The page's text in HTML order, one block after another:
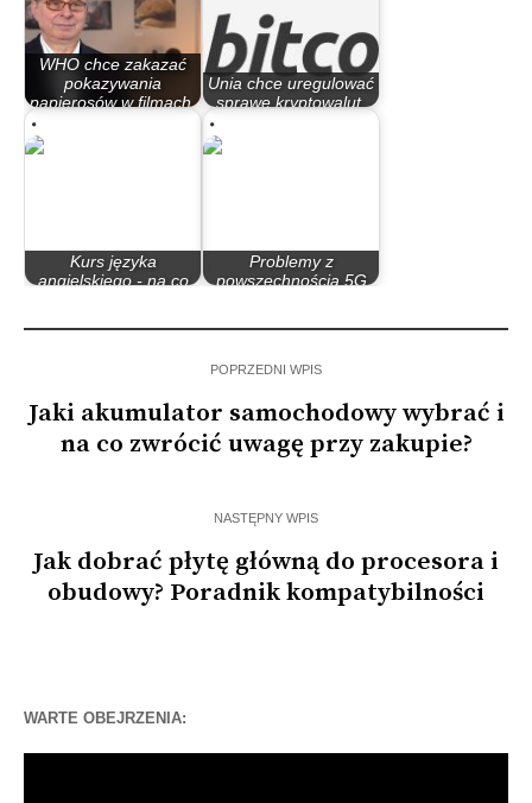
WHO chce zakazać
pokazywania
papierosów w filmach,
Unia chce uregulować
sprawę kryptowalut,
Kurs języka
angielskiego - na co
Problemy z
powszechnością 5G
POPRZEDNI WPIS
Jaki akumulator samochodowy wybrać i
na co zwrócić uwagę przy zakupie?
NASTĘPNY WPIS
Jak dobrać płytę główną do procesora i
obudowy? Poradnik kompatybilności
WARTE OBEJRZENIA: